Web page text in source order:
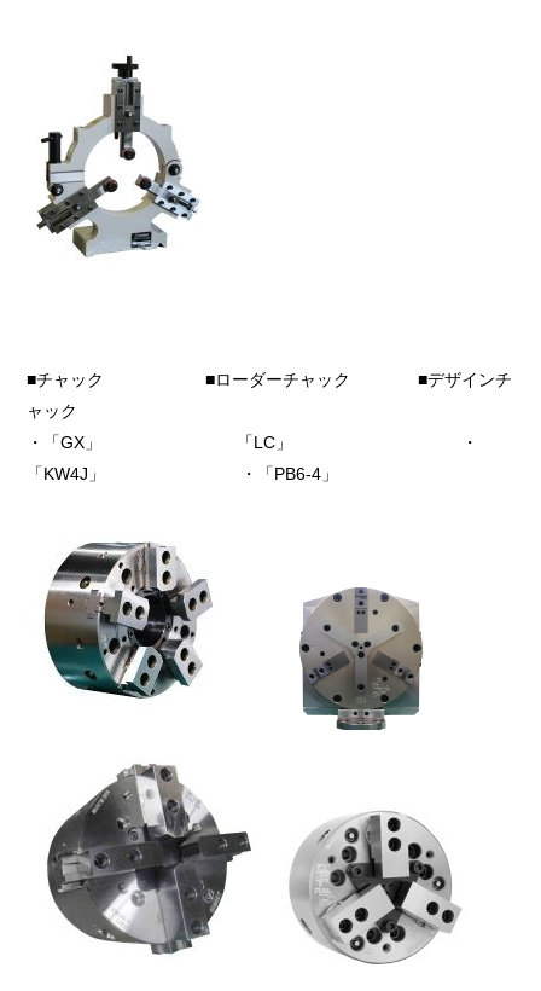
■チャック ■ローダーチャック ■デザインチ
ャック
・「GX」 「LC」 ・
「KW4J」 ・「PB6-4」